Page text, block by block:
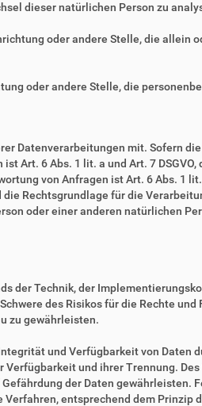
dieser natürlichen Person zu
oder andere Stelle, die allein
oder andere Stelle, die
Datenverarbeitungen mit. Sofern
Art. 6 Abs. 1 lit. a und Art. 7
von Anfragen ist Art. 6 Abs. 1
Rechtsgrundlage für die
oder einer anderen natürlichen
der Technik, der
des Risikos für die Rechte
zu gewährleisten.
und Verfügbarkeit von Daten
und ihrer Trennung.
der Daten gewährleisten.
entsprechend dem